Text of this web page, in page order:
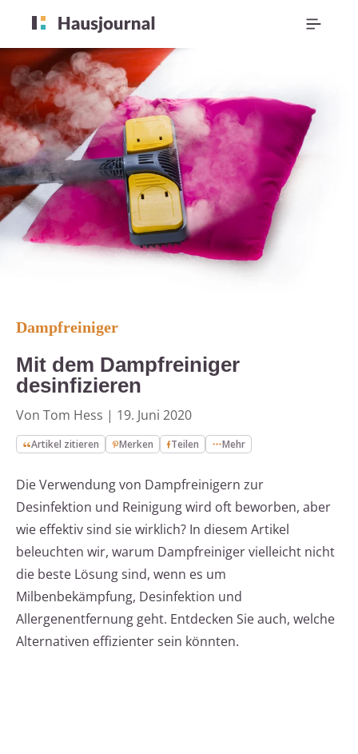
Dampfreiniger
Mit dem Dampfreiniger
desinfizieren
Von Tom Hess | 19. Juni 2020
Artikel zitieren Merken Teilen Mehr
Die Verwendung von Dampfreinigern zur
Desinfektion und Reinigung wird oft beworben, aber
wie effektiv sind sie wirklich? In diesem Artikel
beleuchten wir, warum Dampfreiniger vielleicht nicht
die beste Lösung sind, wenn es um
Milbenbekämpfung, Desinfektion und
Allergenentfernung geht. Entdecken Sie auch, welche
Alternativen effizienter sein könnten.